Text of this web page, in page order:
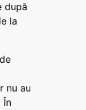
după
la
nu au
În